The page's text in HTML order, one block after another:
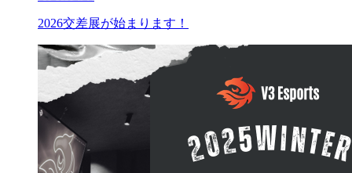
2026交差展が始まります！